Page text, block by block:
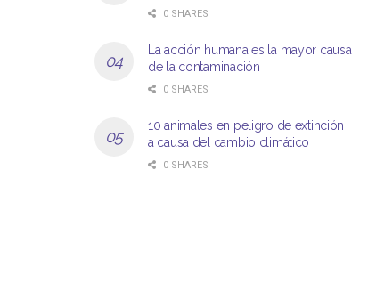
0 SHARES
La acción humana es la mayor causa
de la contaminación
0 SHARES
10 animales en peligro de extinción
a causa del cambio climático
0 SHARES